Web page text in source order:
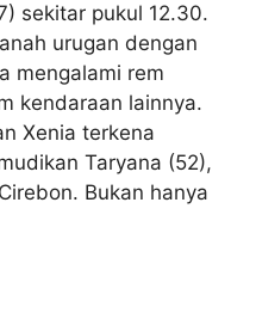
sekitar pukul 12.30.
urugan dengan
mengalami rem
kendaraan lainnya.
Xenia terkena
Taryana (52),
Bukan hanya